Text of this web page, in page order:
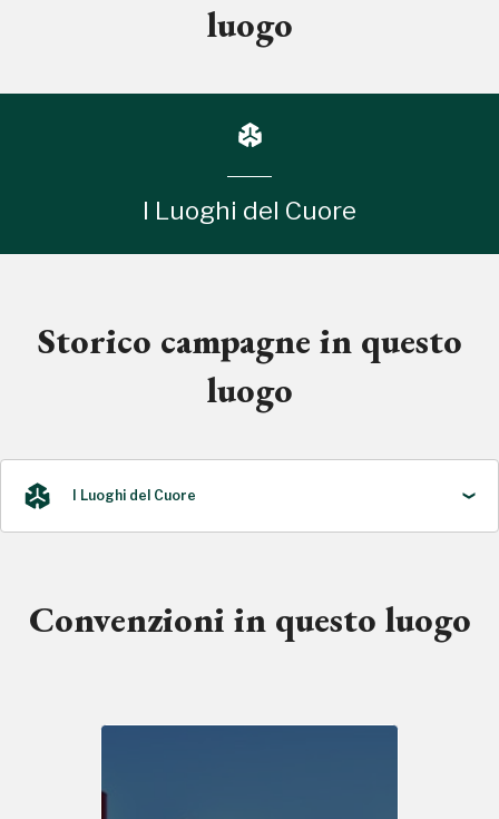
luogo
I Luoghi del Cuore
Storico campagne in questo
luogo
I Luoghi del Cuore
Convenzioni in questo luogo